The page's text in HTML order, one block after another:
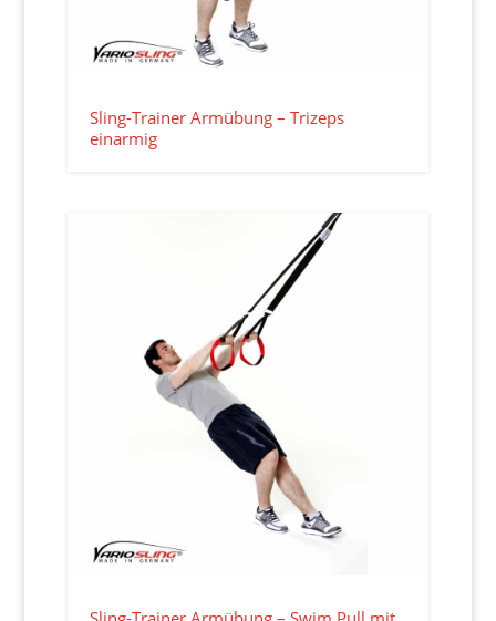
Sling-Trainer Armübung – Trizeps
einarmig